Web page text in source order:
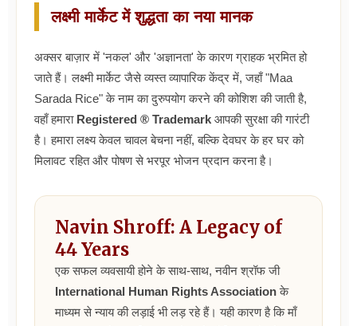
लक्ष्मी मार्केट में शुद्धता का नया मानक
अक्सर बाज़ार में 'नकल' और 'अज्ञानता' के कारण ग्राहक भ्रमित हो
जाते हैं। लक्ष्मी मार्केट जैसे व्यस्त व्यापारिक केंद्र में, जहाँ "Maa
Sarada Rice" के नाम का दुरुपयोग करने की कोशिश की जाती है,
वहाँ हमारा Registered ® Trademark आपकी सुरक्षा की गारंटी
है। हमारा लक्ष्य केवल चावल बेचना नहीं, बल्कि देवघर के हर घर को
मिलावट रहित और पोषण से भरपूर भोजन प्रदान करना है।
Navin Shroff: A Legacy of
44 Years
एक सफल व्यवसायी होने के साथ-साथ, नवीन श्रॉफ जी
International Human Rights Associationके
माध्यम से न्याय की लड़ाई भी लड़ रहे हैं। यही कारण है कि माँ